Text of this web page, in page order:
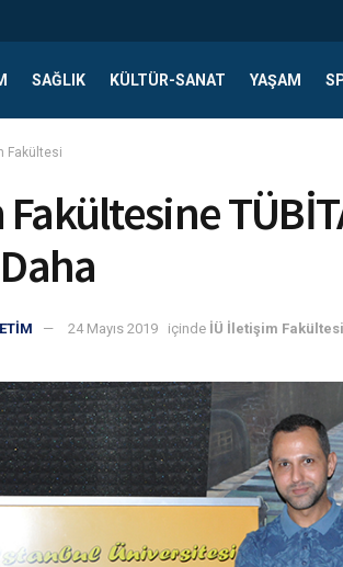
SAĞLIK KÜLTÜR-SANAT YAŞAM
Fakültesi
24 Mayıs 2019 içinde İÜ İletişim Fakültesi